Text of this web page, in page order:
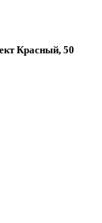
Красный, 50